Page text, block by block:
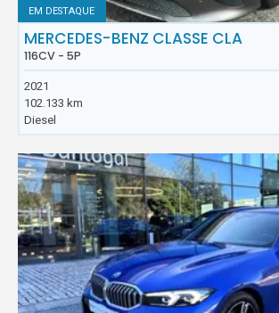
EM DESTAQUE
MERCEDES-BENZ CLASSE CLA
116CV - 5P
2021
102.133 km
Diesel